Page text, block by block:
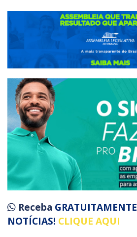
Receba GRATUITAMENTE
NOTÍCIAS! CLIQUE AQUI